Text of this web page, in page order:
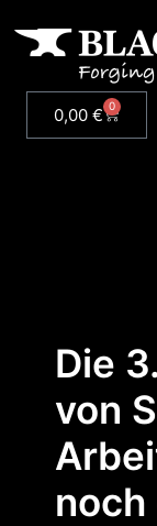
0,00€ 0
Die
von
noch